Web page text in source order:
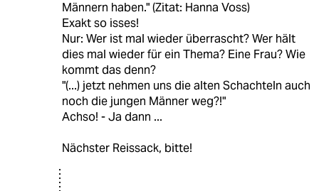
Männern haben." (Zitat: Hanna Voss)
Exakt so isses!
Nur: Wer ist mal wieder überrascht? Wer hält
dies mal wieder für ein Thema? Eine Frau? Wie
kommt das denn?
"(...) jetzt nehmen uns die alten Schachteln auch
noch die jungen Männer weg?!"
Achso! - Ja dann ...
Nächster Reissack, bitte!